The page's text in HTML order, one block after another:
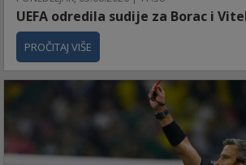
UEFA odredila sudije za Borac i
PROČITAJ VIŠE